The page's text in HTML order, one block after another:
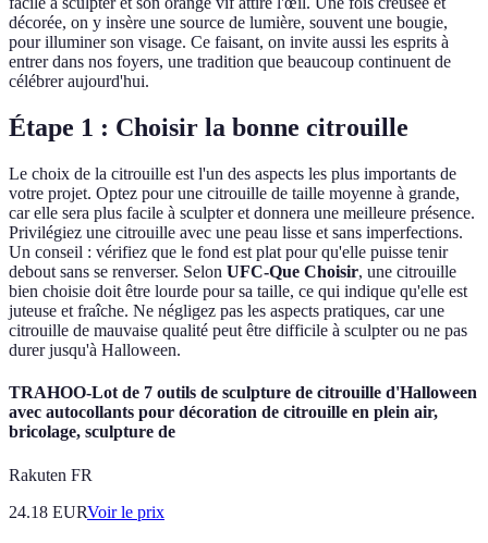
décorée, on y insère une source de lumière, souvent une bougie,
pour illuminer son visage. Ce faisant, on invite aussi les esprits à
entrer dans nos foyers, une tradition que beaucoup continuent de
célébrer aujourd'hui.
Étape 1 : Choisir la bonne citrouille
Le choix de la citrouille est l'un des aspects les plus importants de
votre projet. Optez pour une citrouille de taille moyenne à grande,
car elle sera plus facile à sculpter et donnera une meilleure présence.
Privilégiez une citrouille avec une peau lisse et sans imperfections.
Un conseil : vérifiez que le fond est plat pour qu'elle puisse tenir
debout sans se renverser. Selon UFC-Que Choisir, une citrouille
bien choisie doit être lourde pour sa taille, ce qui indique qu'elle est
juteuse et fraîche. Ne négligez pas les aspects pratiques, car une
citrouille de mauvaise qualité peut être difficile à sculpter ou ne pas
durer jusqu'à Halloween.
TRAHOO-Lot de 7 outils de sculpture de citrouille d'Halloween
avec autocollants pour décoration de citrouille en plein air,
bricolage, sculpture de
Rakuten FR
24.18 EURVoir le prix